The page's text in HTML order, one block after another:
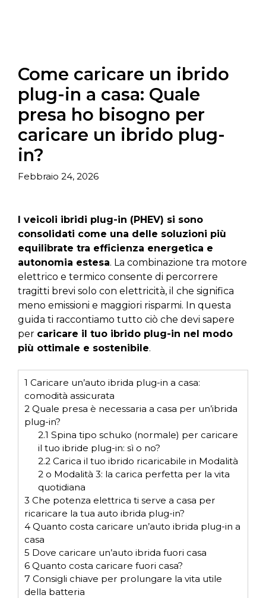
Come caricare un ibrido
plug-in a casa: Quale
presa ho bisogno per
caricare un ibrido plug-
in?
Febbraio 24, 2026
I veicoli ibridi plug-in (PHEV) si sono
consolidati come una delle soluzioni più
equilibrate tra efficienza energetica e
autonomia estesa. La combinazione tra motore
elettrico e termico consente di percorrere
tragitti brevi solo con elettricità, il che significa
meno emissioni e maggiori risparmi. In questa
guida ti raccontiamo tutto ciò che devi sapere
per caricare il tuo ibrido plug-in nel modo
più ottimale e sostenibile.
1 Caricare un’auto ibrida plug-in a casa:
comodità assicurata
2 Quale presa è necessaria a casa per un’ibrida
plug-in?
2.1 Spina tipo schuko (normale) per caricare
il tuo ibride plug-in: sì o no?
2.2Carica il tuo ibrido ricaricabile in Modalità
2 o Modalità 3: la carica perfetta per la vita
quotidiana
3 Che potenza elettrica ti serve a casa per
ricaricare la tua auto ibrida plug-in?
4 Quanto costa caricare un’auto ibrida plug-in a
casa
5 Dove caricare un’auto ibrida fuori casa
6 Quanto costa caricare fuori casa?
7 Consigli chiave per prolungare la vita utile
della batteria